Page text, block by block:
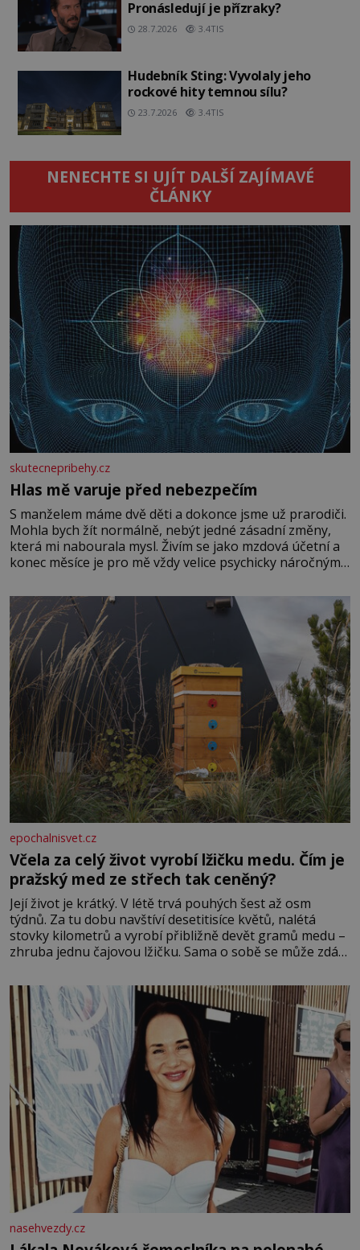
Pronásledují je přízraky?
28.7.2026 3.4TIS
Hudebník Sting: Vyvolaly jeho
rockové hity temnou sílu?
23.7.2026 3.4TIS
NENECHTE SI UJÍT DALŠÍ ZAJÍMAVÉ
ČLÁNKY
skutecnepribehy.cz
Hlas mě varuje před nebezpečím
S manželem máme dvě děti a dokonce jsme už prarodiči.
Mohla bych žít normálně, nebýt jedné zásadní změny,
která mi nabourala mysl. Živím se jako mzdová účetní a
konec měsíce je pro mě vždy velice psychicky náročným
dál častěji volá o pomoc, co se hlídání týče. Dalo by se
epochalnisvet.cz
Včela za celý život vyrobí lžičku medu. Čím je
pražský med ze střech tak ceněný?
Její život je krátký. V létě trvá pouhých šest až osm
týdnů. Za tu dobu navštíví desetitisíce květů, nalétá
stovky kilometrů a vyrobí přibližně devět gramů medu –
zhruba jednu čajovou lžičku. Sama o sobě se může zdát
tisíc příslušnic svého včelstva, vznikne jeden z
nejdokonalejších organismů
nasehvezdy.cz